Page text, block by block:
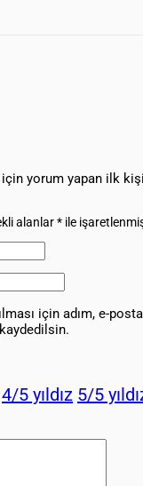
için yorum yapan ilk
alanlar* ile
için adım, e-posta
4/5 yıldız 5/5